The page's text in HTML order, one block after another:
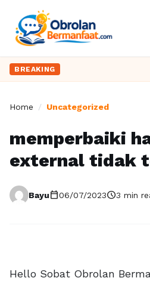
BREAKING
Home / Uncategorized
memperbaiki
external tidak
Bayucalendar_today06/07/2023schedule3 min
Hello Sobat Obrolan